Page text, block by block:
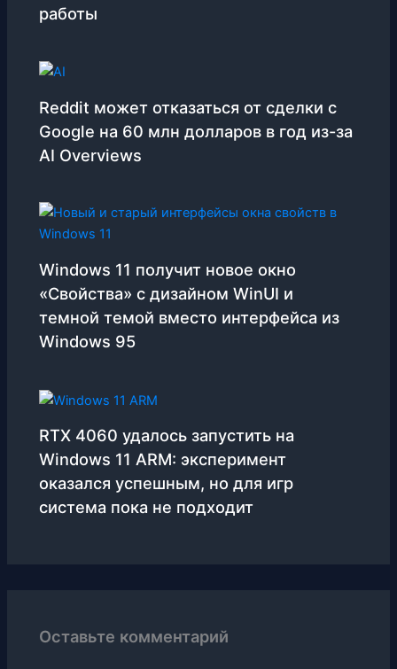
работы
Reddit может отказаться от сделки с
Google на 60 млн долларов в год из-за
AI Overviews
Windows 11 получит новое окно
«Свойства» с дизайном WinUI и
темной темой вместо интерфейса из
Windows 95
RTX 4060 удалось запустить на
Windows 11 ARM: эксперимент
оказался успешным, но для игр
система пока не подходит
Оставьте комментарий